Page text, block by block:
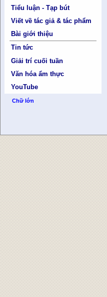
Tiểu luận - Tạp bút
Viết về tác giả & tác phẩm
Bài giới thiệu
Tin tức
Giải trí cuối tuần
Văn hóa ẩm thực
YouTube
Chữ lớn